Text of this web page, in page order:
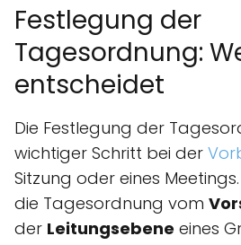
Festlegung der
Tagesordnung:
entscheidet
Die Festlegung der
wichtiger Schritt bei der
Sitzung oder eines
die Tagesordnung vom
der Leitungsebene eines